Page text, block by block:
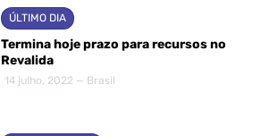
ÚLTIMO DIA
Termina hoje prazo para recursos no
Revalida
14 julho, 2022 — Brasil